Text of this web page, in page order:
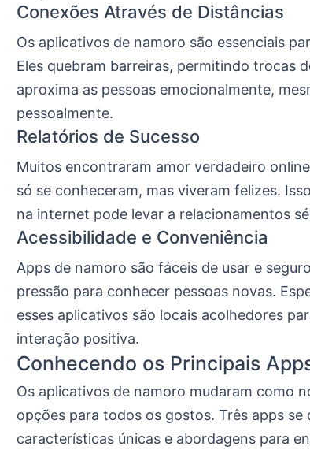
Conexões Através de Distâncias
Os aplicativos de namoro são essenciais
Eles quebram barreiras, permitindo trocas
aproxima as pessoas emocionalmente,
pessoalmente.
Relatórios de Sucesso
Muitos encontraram amor verdadeiro
só se conheceram, mas viveram felizes.
na internet pode levar a relacionamentos
Acessibilidade e Conveniência
Apps de namoro são fáceis de usar e
pressão para conhecer pessoas novas.
esses aplicativos são locais acolhedores
interação positiva.
Conhecendo os Principais
Os aplicativos de namoro mudaram como
opções para todos os gostos. Três apps se
características únicas e abordagens para